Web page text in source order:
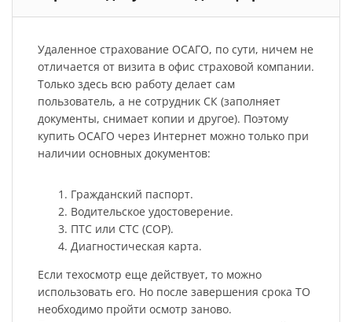
Удаленное страхование ОСАГО, по сути, ничем не
отличается от визита в офис страховой компании.
Только здесь всю работу делает сам
пользователь, а не сотрудник СК (заполняет
документы, снимает копии и другое). Поэтому
купить ОСАГО через Интернет можно только при
наличии основных документов:
Гражданский паспорт.
Водительское удостоверение.
ПТС или СТС (СОР).
Диагностическая карта.
Если техосмотр еще действует, то можно
использовать его. Но после завершения срока ТО
необходимо пройти осмотр заново.